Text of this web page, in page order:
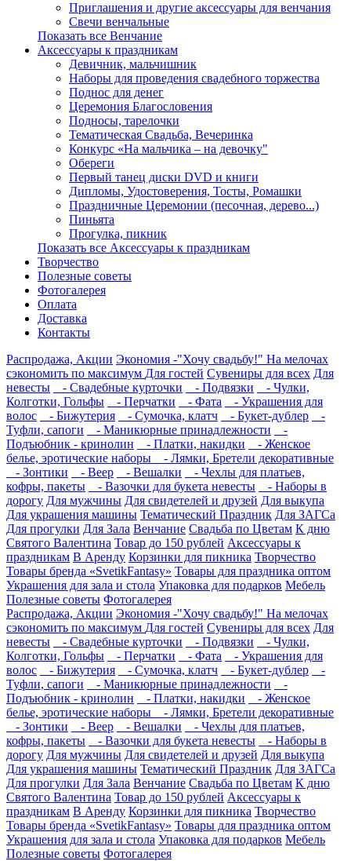
Приглашения и другие аксессуары для венчания
Свечи венчальные
Показать все Венчание
Аксессуары к праздникам
Девичник, мальчишник
Наборы для проведения свадебного торжества
Поднос для денег
Церемония Благословения
Подносы, тарелочки
Тематическая Свадьба, Вечеринка
Конкурс «На мальчика – на девочку"
Обереги
Первый танец диски DVD и книги
Дипломы, Удостоверения, Тосты, Ромашки
Праздничные Церемонии (песочная, дерево...)
Пиньята
Прогулка, пикник
Показать все Аксессуары к праздникам
Творчество
Полезные советы
Фотогалерея
Оплата
Доставка
Контакты
Распродажа, Акции Экономия -"Хочу свадьбу!" На мелочах
сэкономить по максимум Для гостей Сувениры для всех Для
невесты
- Свадебные курточки - Подвязки
- Чулки,
Колготки, Гольфы
- Перчатки - Фата
- Украшения для
волос
- Бижутерия - Сумочка, клатч - Букет-дублер
-
Туфли, сапоги
- Маникюрные принадлежности
-
Подъюбник - кринолин
- Платки, накидки
- Женское
белье, эротические наборы
- Лямки, Бретели декоративные
- Зонтики
- Веер - Вешалки
- Чехлы для платьев,
кофры, пакеты
- Вазочки для букета невесты
- Наборы в
дорогу Для мужчины Для свидетелей и друзей Для выкупа
Для украшения машины Тематический Праздник Для ЗАГСа
Для прогулки Для Зала Венчание Свадьба по Цветам К дню
Святого Валентина Товар до 150 рублей Аксессуары к
праздникам В Аренду Корзинки для пикника Творчество
Товары бренда «SvetikFantasy» Товары для праздника оптом
Украшения для зала и стола Упаковка для подарков Мебель
Полезные советы Фотогалерея
Распродажа, Акции Экономия -"Хочу свадьбу!" На мелочах
сэкономить по максимум Для гостей Сувениры для всех Для
невесты
- Свадебные курточки - Подвязки
- Чулки,
Колготки, Гольфы
- Перчатки - Фата
- Украшения для
волос
- Бижутерия - Сумочка, клатч - Букет-дублер
-
Туфли, сапоги
- Маникюрные принадлежности
-
Подъюбник - кринолин
- Платки, накидки
- Женское
белье, эротические наборы
- Лямки, Бретели декоративные
- Зонтики
- Веер - Вешалки
- Чехлы для платьев,
кофры, пакеты
- Вазочки для букета невесты
- Наборы в
дорогу Для мужчины Для свидетелей и друзей Для выкупа
Для украшения машины Тематический Праздник Для ЗАГСа
Для прогулки Для Зала Венчание Свадьба по Цветам К дню
Святого Валентина Товар до 150 рублей Аксессуары к
праздникам В Аренду Корзинки для пикника Творчество
Товары бренда «SvetikFantasy» Товары для праздника оптом
Украшения для зала и стола Упаковка для подарков Мебель
Полезные советы Фотогалерея